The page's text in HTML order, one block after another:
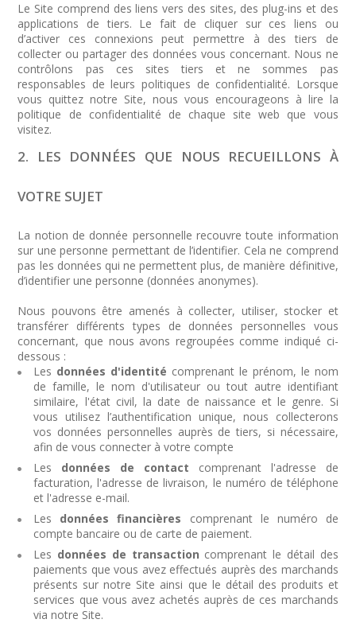
Le Site comprend des liens vers des sites, des plug-ins et des
applications de tiers. Le fait de cliquer sur ces liens ou
d’activer ces connexions peut permettre à des tiers de
collecter ou partager des données vous concernant. Nous ne
contrôlons pas ces sites tiers et ne sommes pas
responsables de leurs politiques de confidentialité. Lorsque
vous quittez notre Site, nous vous encourageons à lire la
politique de confidentialité de chaque site web que vous
visitez.
2. LES DONNÉES QUE NOUS RECUEILLONS À
VOTRE SUJET
La notion de donnée personnelle recouvre toute information
sur une personne permettant de l’identifier. Cela ne comprend
pas les données qui ne permettent plus, de manière définitive,
d’identifier une personne (données anonymes).
Nous pouvons être amenés à collecter, utiliser, stocker et
transférer différents types de données personnelles vous
concernant, que nous avons regroupées comme indiqué ci-
dessous :
Les données d'identité comprenant le prénom, le nom
de famille, le nom d'utilisateur ou tout autre identifiant
similaire, l'état civil, la date de naissance et le genre. Si
vous utilisez l’authentification unique, nous collecterons
vos données personnelles auprès de tiers, si nécessaire,
afin de vous connecter à votre compte
Les données de contact comprenant l'adresse de
facturation, l'adresse de livraison, le numéro de téléphone
et l'adresse e-mail.
Les données financières comprenant le numéro de
compte bancaire ou de carte de paiement.
Les données de transaction comprenant le détail des
paiements que vous avez effectués auprès des marchands
présents sur notre Site ainsi que le détail des produits et
services que vous avez achetés auprès de ces marchands
via notre Site.